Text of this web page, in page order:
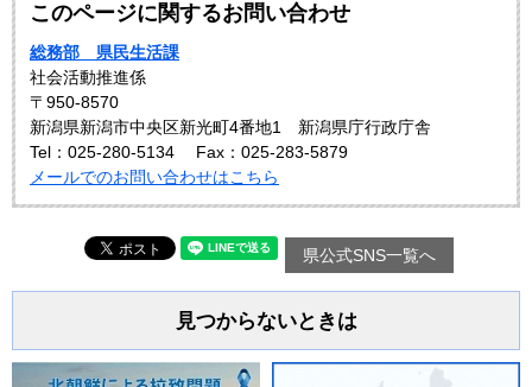
このページに関するお問い合わせ
総務部 県民生活課
社会活動推進係
〒950-8570
新潟県新潟市中央区新光町4番地1 新潟県庁行政庁舎
Tel：025-280-5134
Fax：025-283-5879
メールでのお問い合わせはこちら
県公式SNS一覧へ
見つからないときは